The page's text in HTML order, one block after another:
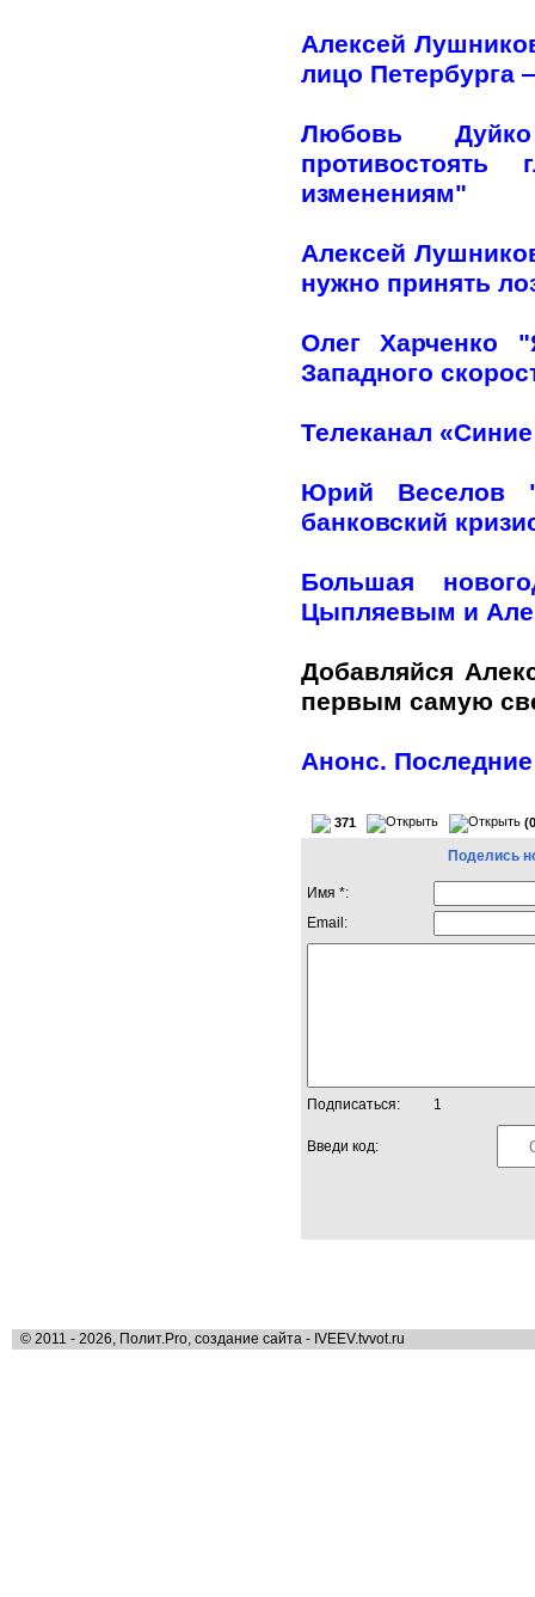
Алексей
лицо Петербурга
Любовь
противостоять
изменениям"
Алексей
нужно принять
Олег Харченко
Западного
Телеканал
Юрий Веселов
банковский
Большая
Цыпляевым и
Добавляйся
первым самую
Анонс.
371
Поделись
Имя *:
Email:
Подписаться: 1
Введи код:
© 2011 - 2026, Полит.Pro, создание сайта - IVEEV.tvvot.ru